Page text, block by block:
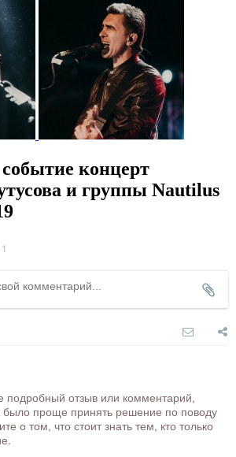
концерт
и группы Nautilus
1
подробный отзыв или комментарий,
проще принять решение по поводу
о том, что стоит знать тем, кто только